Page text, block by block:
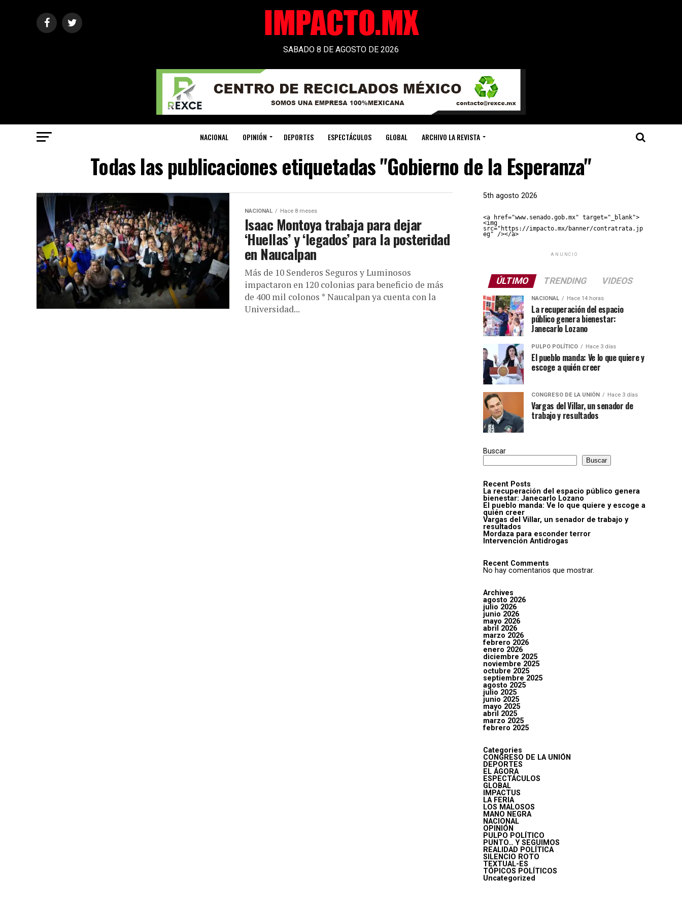
SABADO 8 DE AGOSTO DE 2026
NACIONAL OPINIÓN DEPORTES ESPECTÁCULOS GLOBAL ARCHIVO LA REVISTA
Todas las publicaciones etiquetadas "Gobierno de la Esperanza"
NACIONAL Hace 8 meses
Isaac Montoya trabaja para dejar
‘Huellas’ y ‘legados’ para la posteridad
en Naucalpan
Más de 10 Senderos Seguros y Luminosos
impactaron en 120 colonias para beneficio de más
de 400 mil colonos * Naucalpan ya cuenta con la
Universidad...
5th agosto 2026
<a href="www.senado.gob.mx" target="_blank">
<img
src="https://impacto.mx/banner/contratrata.jp
eg" /></a>
ANUNCIO
ÚLTIMO TRENDING VIDEOS
NACIONAL Hace 14 horas
La recuperación del espacio
público genera bienestar:
Janecarlo Lozano
PULPO POLÍTICO Hace 3 días
El pueblo manda: Ve lo que quiere y
escoge a quién creer
CONGRESO DE LA UNIÓN Hace 3 días
Vargas del Villar, un senador de
trabajo y resultados
Buscar
Buscar
Recent Posts
La recuperación del espacio público genera
bienestar: Janecarlo Lozano
El pueblo manda: Ve lo que quiere y escoge a
quién creer
Vargas del Villar, un senador de trabajo y
resultados
Mordaza para esconder terror
Intervención Antidrogas
Recent Comments
No hay comentarios que mostrar.
Archives
agosto 2026
julio 2026
junio 2026
mayo 2026
abril 2026
marzo 2026
febrero 2026
enero 2026
diciembre 2025
noviembre 2025
octubre 2025
septiembre 2025
agosto 2025
julio 2025
junio 2025
mayo 2025
abril 2025
marzo 2025
febrero 2025
Categories
CONGRESO DE LA UNIÓN
DEPORTES
EL ÁGORA
ESPECTÁCULOS
GLOBAL
IMPACTUS
LA FERIA
LOS MALOSOS
MANO NEGRA
NACIONAL
OPINIÓN
PULPO POLÍTICO
PUNTO… Y SEGUIMOS
REALIDAD POLÍTICA
SILENCIO ROTO
TEXTUAL-ES
TÓPICOS POLÍTICOS
Uncategorized